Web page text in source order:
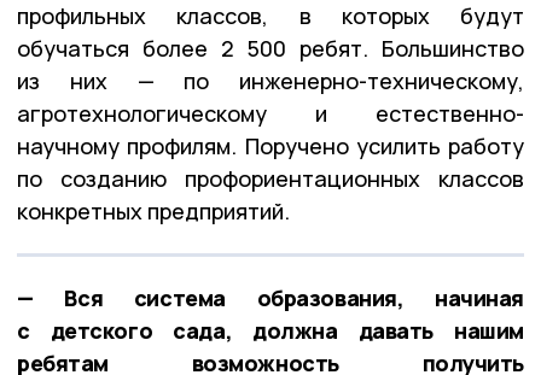
профильных классов, в которых будут
обучаться более 2 500 ребят. Большинство
из них — по инженерно-техническому,
агротехнологическому и естественно-
научному профилям. Поручено усилить работу
по созданию профориентационных классов
конкретных предприятий.
— Вся система образования, начиная
с детского сада, должна давать нашим
ребятам возможность получить